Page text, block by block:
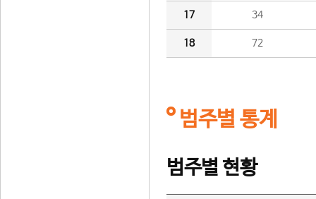
17 34
18 72
범주별 통계
범주별 현황